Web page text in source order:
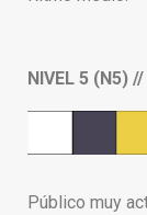
NIVEL 5 (N5)
Público muy